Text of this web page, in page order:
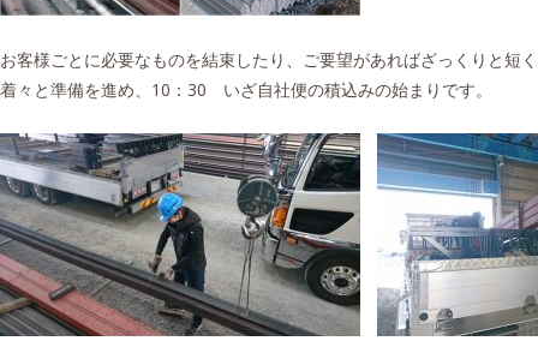
お客様ごとに必要なものを結束したり、ご要望があればざっくりと短
着々と準備を進め、10：30 いざ自社便の積込みの始まりです。